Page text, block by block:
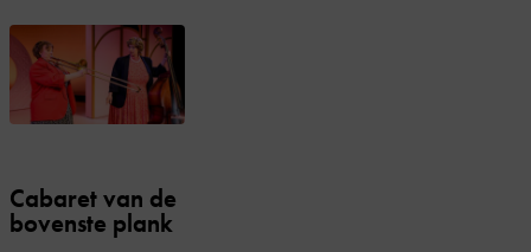
Cabaret van de
bovenste plank